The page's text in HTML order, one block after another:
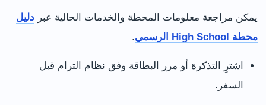
يمكن مراجعة معلومات المحطة والخدمات الحالية عبر دليل
محطة High School الرسمي
.
اشترِ التذكرة أو مرر البطاقة وفق نظام الترام قبل
السفر.